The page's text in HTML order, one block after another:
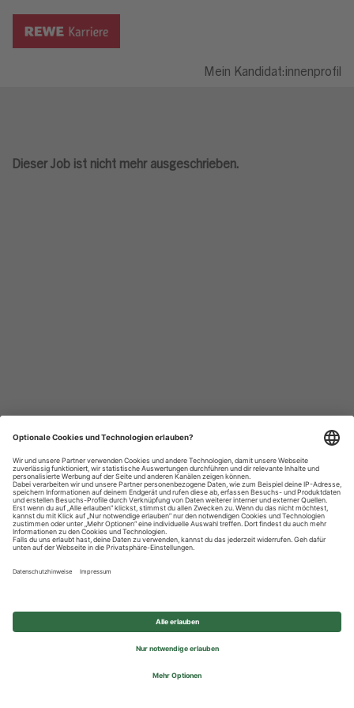
Mein Kandidat:innenprofil
Dieser Job ist nicht mehr ausgeschrieben.
Datenschutzhinweise
Impressum
Privatsphäre-Einstellungen
© 2026 REWE Group - All rights reserved